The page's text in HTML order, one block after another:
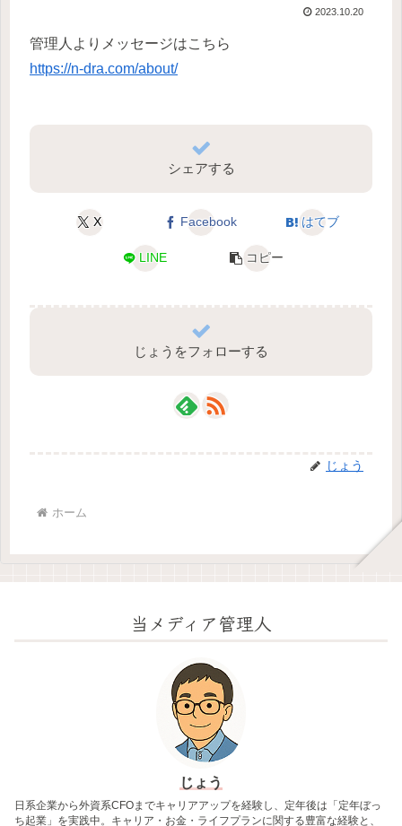
2023.10.20
管理人よりメッセージはこちら
https://n-dra.com/about/
シェアする
X Facebook はてブ
LINE コピー
じょうをフォローする
じょう
ホーム
当メディア管理人
じょう
日系企業から外資系CFOまでキャリアアップを経験し、定年後は「定年ぼっ
ち起業」を実践中。キャリア・お金・ライフプランに関する豊富な経験と、